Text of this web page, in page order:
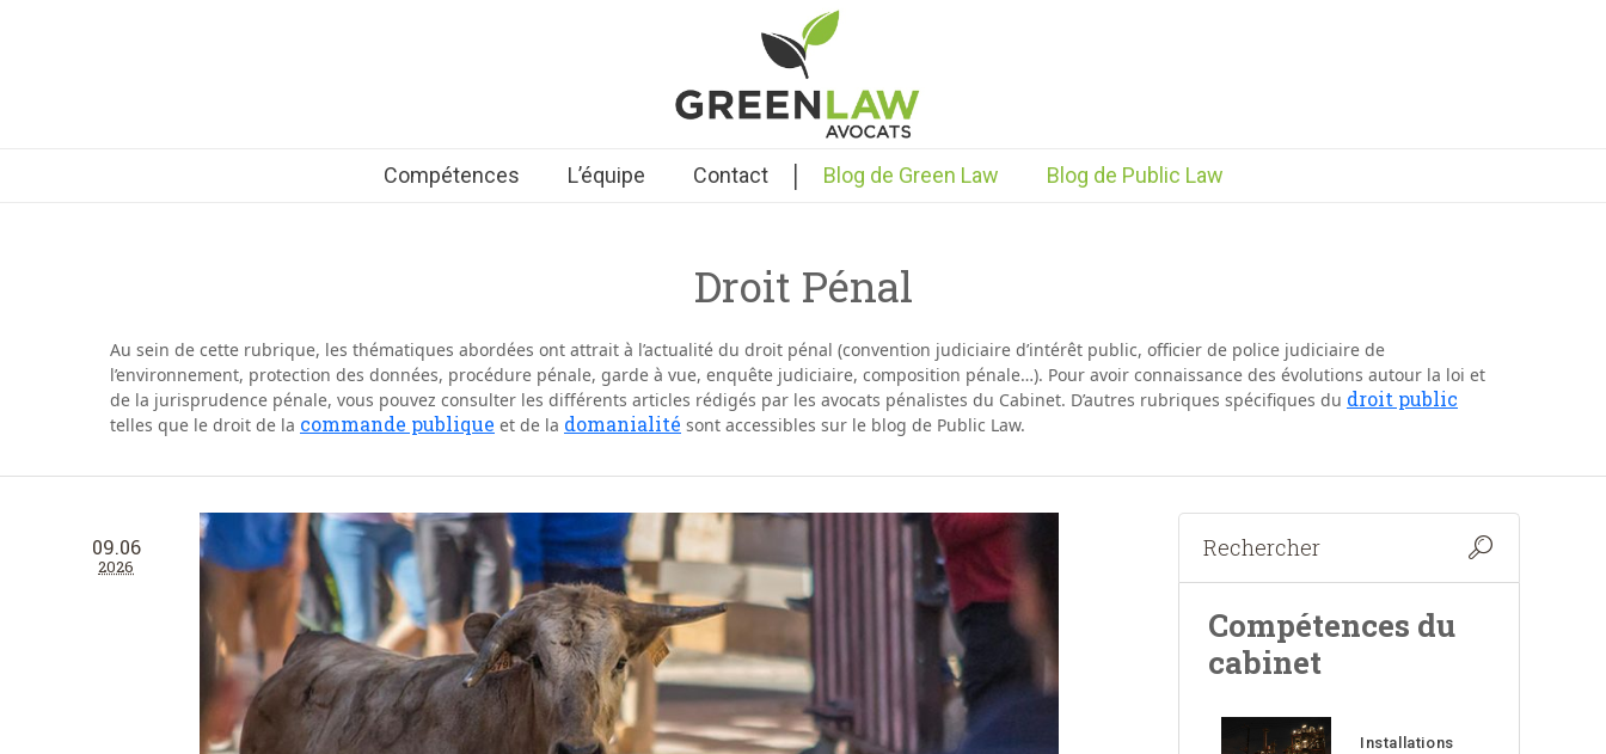
Compétences L’équipe Contact | Blog de Green Law Blog de Public Law
Droit Pénal
Au sein de cette rubrique, les thématiques abordées ont attrait à l’actualité du droit pénal (convention judiciaire d’intérêt public, officier de police judiciaire de
l’environnement, protection des données, procédure pénale, garde à vue, enquête judiciaire, composition pénale…). Pour avoir connaissance des évolutions autour la loi et
de la jurisprudence pénale, vous pouvez consulter les différents articles rédigés par les avocats pénalistes du Cabinet. D’autres rubriques spécifiques du droit public
telles que le droit de la commande publique et de la domanialité sont accessibles sur le blog de Public Law.
09.06
2026
Compétences du
cabinet
Installations